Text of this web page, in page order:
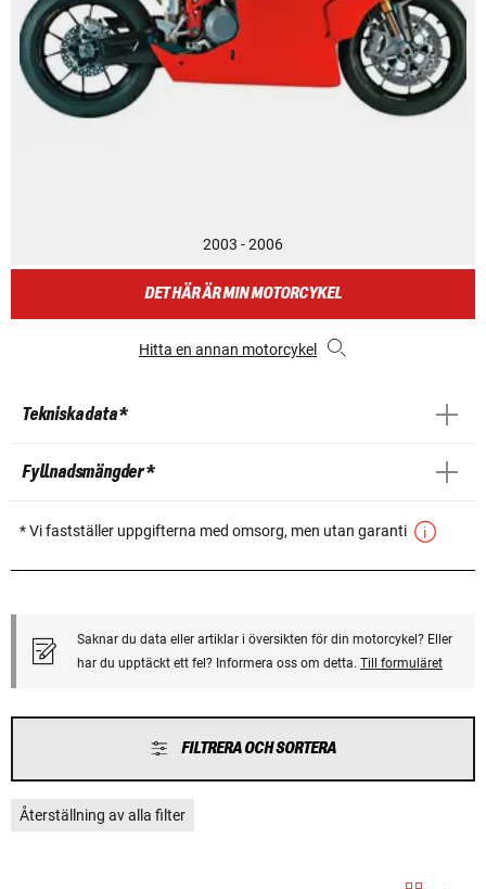
2003 - 2006
DET HÄR ÄR MIN MOTORCYKEL
Hitta en annan motorcykel
Tekniska data *
Fyllnadsmängder *
* Vi fastställer uppgifterna med omsorg, men utan garanti
Saknar du data eller artiklar i översikten för din motorcykel? Eller
har du upptäckt ett fel? Informera oss om detta. Till formuläret
FILTRERA OCH SORTERA
Återställning av alla filter